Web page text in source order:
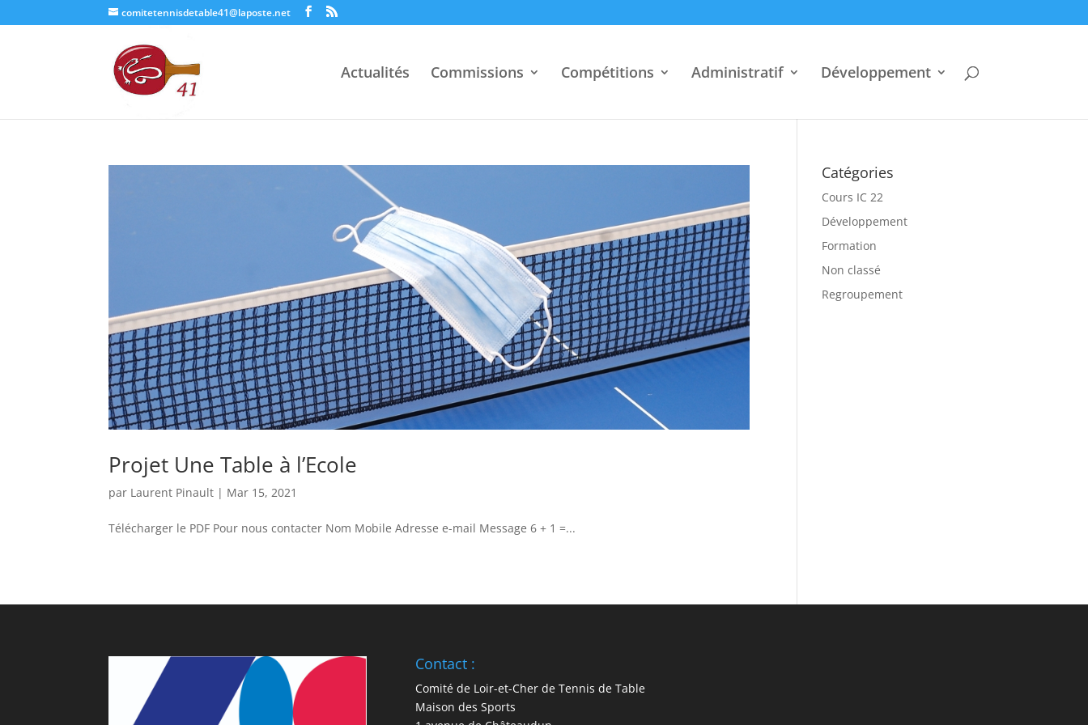
comitetennisdetable41@laposte.net
Actualités Commissions Compétitions Administratif Développement
Projet Une Table à l’Ecole
par Laurent Pinault | Mar 15, 2021
Télécharger le PDF Pour nous contacter Nom Mobile Adresse e-mail Message 6 + 1 =...
Catégories
Cours IC 22
Développement
Formation
Non classé
Regroupement
Contact :
Comité de Loir-et-Cher de Tennis de Table
Maison des Sports